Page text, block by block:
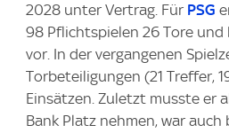
2028 unter Vertrag. Für PSG
98 Pflichtspielen 26 Tore
vor. In der vergangenen
Torbeteiligungen (21 Treffer,
Einsätzen. Zuletzt musste er
Bank Platz nehmen, war auch